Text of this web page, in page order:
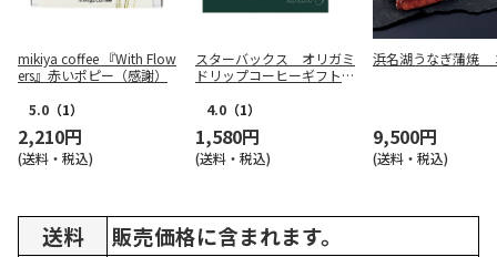
mikiya coffee 『With Flow
ers』赤いポピー（感謝）
5.0 （1）
2,210円
(送料・税込)
スターバックス オリガミ
ドリップコーヒーギフトＡ
4.0 （1）
1,580円
(送料・税込)
浜名湖うなぎ蒲焼
9,500円
(送料・税込)
送料
販売価格に含まれます。